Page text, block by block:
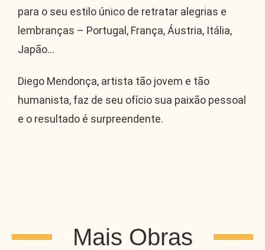
para o seu estilo único de retratar alegrias e
lembranças – Portugal, França, Áustria, Itália,
Japão…
Diego Mendonça, artista tão jovem e tão
humanista, faz de seu ofício sua paixão pessoal
e o resultado é surpreendente.
Mais Obras